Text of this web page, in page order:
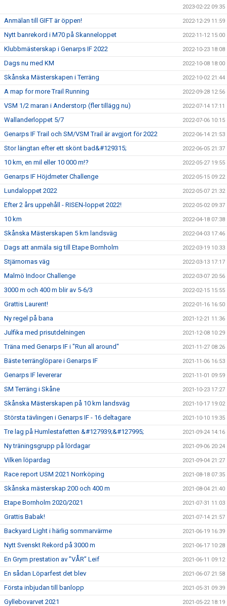
2023-02-22 09:35
Anmälan till GIFT är öppen! 2022-12-29 11:59
Nytt banrekord i M70 på Skanneloppet 2022-11-12 15:00
Klubbmästerskap i Genarps IF 2022 2022-10-23 18:08
Dags nu med KM 2022-10-08 18:00
Skånska Mästerskapen i Terräng 2022-10-02 21:44
A map for more Trail Running 2022-09-28 12:56
VSM 1/2 maran i Anderstorp (fler tillägg nu) 2022-07-14 17:11
Wallanderloppet 5/7 2022-07-06 10:15
Genarps IF Trail och SM/VSM Trail är avgjort för 2022 2022-06-14 21:53
Stor längtan efter ett skönt bad&#129315; 2022-06-05 21:37
10 km, en mil eller 10 000 m!? 2022-05-27 19:55
Genarps IF Höjdmeter Challenge 2022-05-15 09:22
Lundaloppet 2022 2022-05-07 21:32
Efter 2 års uppehåll - RISEN-loppet 2022! 2022-05-02 09:37
10 km 2022-04-18 07:38
Skånska Mästerskapen 5 km landsväg 2022-04-03 17:46
Dags att anmäla sig till Etape Bornholm 2022-03-19 10:33
Stjärnornas väg 2022-03-13 17:17
Malmö Indoor Challenge 2022-03-07 20:56
3000 m och 400 m blir av 5-6/3 2022-02-15 15:55
Grattis Laurent! 2022-01-16 16:50
Ny regel på bana 2021-12-21 11:36
Julfika med prisutdelningen 2021-12-08 10:29
Träna med Genarps IF i "Run all around" 2021-11-27 08:26
Bäste terränglöpare i Genarps IF 2021-11-06 16:53
Genarps IF levererar 2021-11-01 09:59
SM Terräng i Skåne 2021-10-23 17:27
Skånska Mästerskapen på 10 km landsväg 2021-10-17 19:02
Största tävlingen i Genarps IF - 16 deltagare 2021-10-10 19:35
Tre lag på Humlestafetten &#127939;&#127995; 2021-09-24 14:16
Ny träningsgrupp på lördagar 2021-09-06 20:24
Vilken löpardag 2021-09-04 21:27
Race report USM 2021 Norrköping 2021-08-18 07:35
Skånska mästerskap 200 och 400 m 2021-08-04 21:40
Etape Bornholm 2020/2021 2021-07-31 11:03
Grattis Babak! 2021-07-14 21:57
Backyard Light i härlig sommarvärme 2021-06-19 16:39
Nytt Svenskt Rekord på 3000 m 2021-06-17 10:28
En Grym prestation av ”VÅR” Leif 2021-06-11 09:12
En sådan Löparfest det blev 2021-06-07 21:58
Första inbjudan till banlopp 2021-05-31 09:39
Gyllebovarvet 2021 2021-05-22 18:19